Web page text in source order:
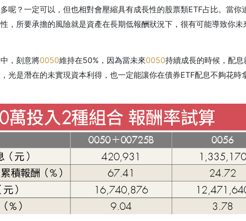
呢？一定可以，但也相對會壓縮具有成長性的股票類ETF占比。當你
，所要承擔的風險就是資產在長期低報酬狀況下，很有可能導致你未
，刻意將0050維持在50%，因為當未來0050持續成長的時候，配息
光是潛在的未實現資本利得，也一定能讓你在債券ETF配息不夠花時